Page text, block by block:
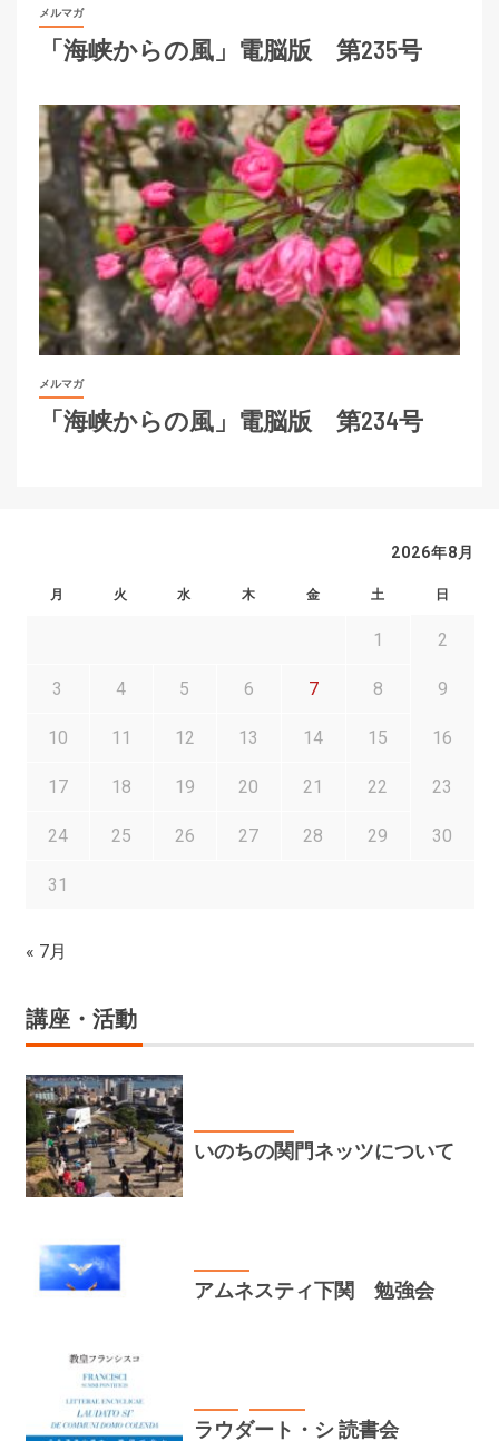
メルマガ
「海峡からの風」電脳版 第235号
メルマガ
「海峡からの風」電脳版 第234号
2026年8月
月 火 水 木 金 土 日
1 2
3 4 5 6 7 8 9
10 11 12 13 14 15 16
17 18 19 20 21 22 23
24 25 26 27 28 29 30
31
« 7月
講座・活動
いのちの関門ネッツについて
アムネスティ下関 勉強会
ラウダート・シ 読書会